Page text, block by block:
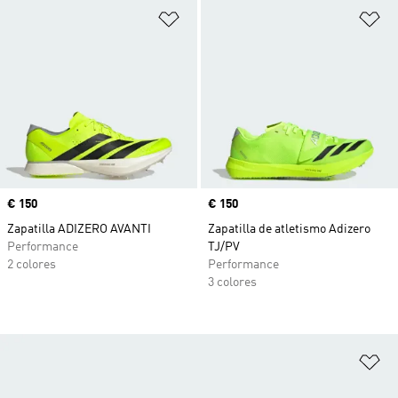
Precio
€ 150
Zapatilla ADIZERO AVANTI
Performance
2 colores
Precio
€ 150
Zapatilla de atletismo Adizero
TJ/PV
Performance
3 colores